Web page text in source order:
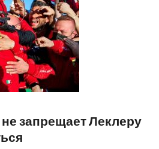
запрещает Леклеру